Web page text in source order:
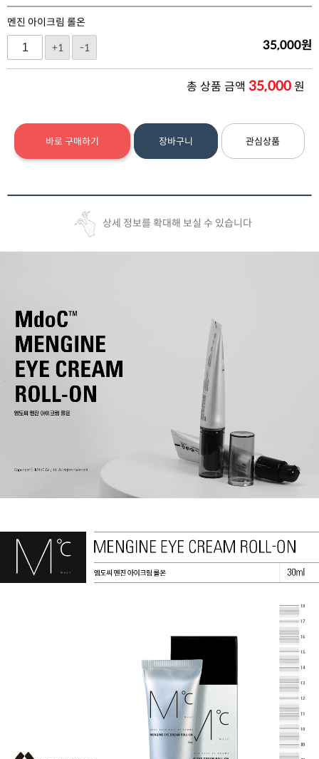
멘진 아이크림 롤온
+1
-1 35,000원
총 상품 금액 35,000원
바로 구매하기 장바구니 관심상품
상세 정보를 확대해 보실 수 있습니다